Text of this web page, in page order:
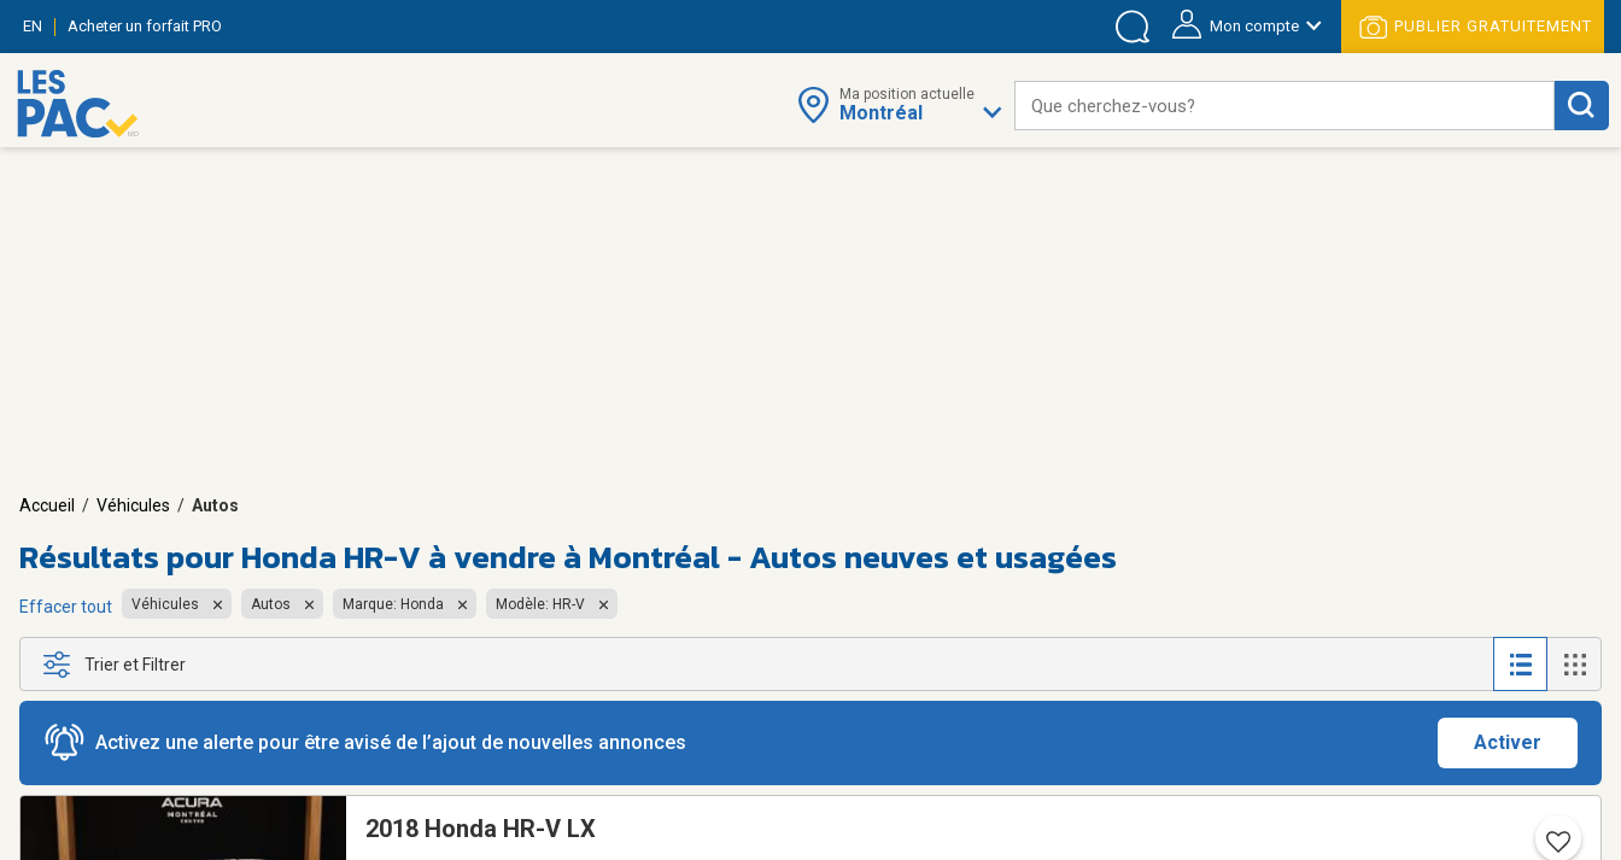
EN Acheter un forfait PRO Mon compte PUBLIER GRATUITEMENT
Ma position actuelle
Montréal Que cherchez-vous?
Accueil / Véhicules / Autos
Résultats pourHonda HR-V à vendre à Montréal - Autos neuves et usagées
Effacer tout Véhicules Autos Marque: Honda Modèle: HR-V
Trier et Filtrer
Activez une alerte pour être avisé de l’ajout de nouvelles annonces Activer
2018 Honda HR-V LX